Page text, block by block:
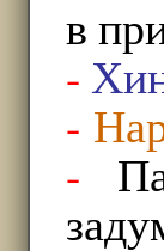
в
-
-
-